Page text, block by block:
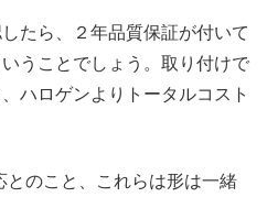
たら、２年品質保証が付いて
うことでしょう。取り付けで
ハロゲンよりトータルコスト
とのこと、これらは形は一緒